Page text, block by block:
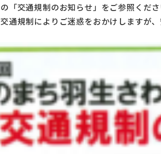
「交通規制のお知らせ」をご参照くださ
通規制によりご迷惑をおかけしますが